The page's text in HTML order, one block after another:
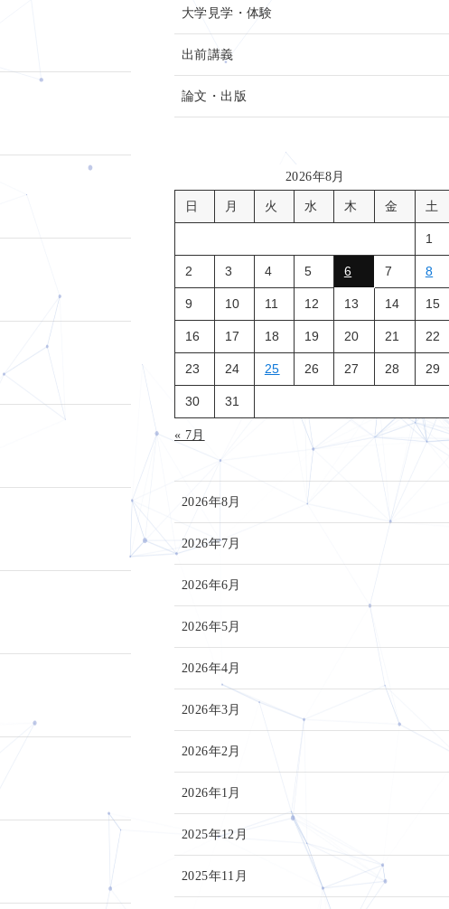
大学見学・体験
出前講義
論文・出版
2026年8月
日 月 火 水 木 金 土
1
2 3 4 5 6 7 8
9 10 11 12 13 14 15
16 17 18 19 20 21 22
23 24 25 26 27 28 29
30 31
« 7月
2026年8月
2026年7月
2026年6月
2026年5月
2026年4月
2026年3月
2026年2月
2026年1月
2025年12月
2025年11月